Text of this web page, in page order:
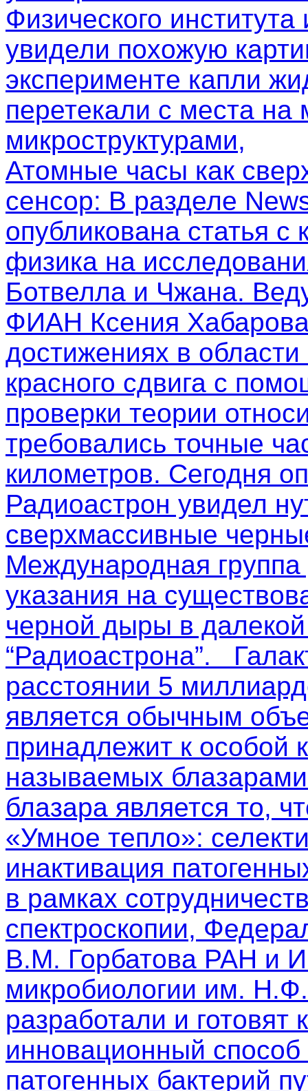
Физического
увидели похожую
эксперименте капли
перетекали с места на
микроструктурами,
Атомные часы как
сенсор: В разделе
опубликована статья
физика на
Ботвелла и Чжана.
ФИАН Ксения
достижениях в
красного сдвига с
проверки теории
требовались точные
километров. Сегодня
Радиоастрон увидел
сверхмассивные
Международная
указания на
черной дыры в
“Радиоастрона”.
расстоянии 5
является обычным
принадлежит к особой
называемых
блазара является то,
«Умное тепло»:
инактивация
в рамках
спектроскопии,
В.М. Горбатова РАН и
микробиологии им.
разработали и готовят
инновационный
патогенных бактерий